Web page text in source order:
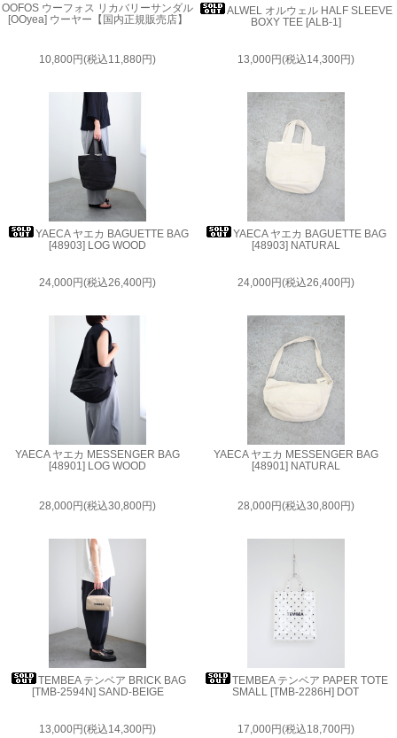
OOFOS ウーフォス リカバリーサンダル
[OOyea] ウーヤー【国内正規販売店】
10,800円(税込11,880円)
ALWEL オルウェル HALF SLEEVE
BOXY TEE [ALB-1]
13,000円(税込14,300円)
YAECA ヤエカ BAGUETTE BAG
[48903] LOG WOOD
24,000円(税込26,400円)
YAECA ヤエカ BAGUETTE BAG
[48903] NATURAL
24,000円(税込26,400円)
YAECA ヤエカ MESSENGER BAG
[48901] LOG WOOD
28,000円(税込30,800円)
YAECA ヤエカ MESSENGER BAG
[48901] NATURAL
28,000円(税込30,800円)
TEMBEA テンベア BRICK BAG
[TMB-2594N] SAND-BEIGE
13,000円(税込14,300円)
TEMBEA テンベア PAPER TOTE
SMALL [TMB-2286H] DOT
17,000円(税込18,700円)